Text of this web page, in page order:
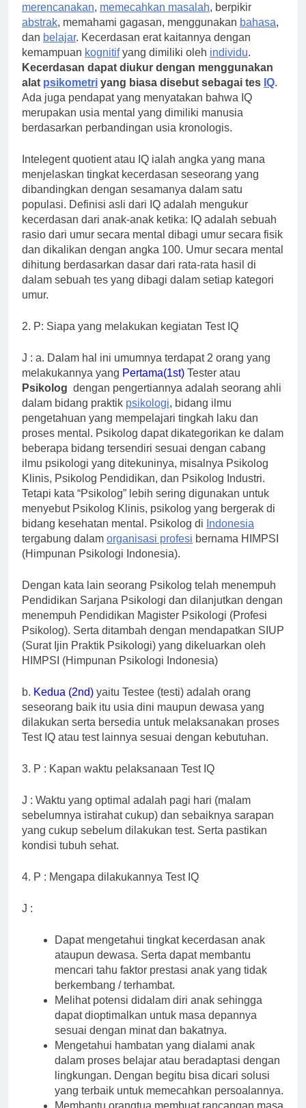
merencanakan, memecahkan masalah, berpikir
abstrak, memahami gagasan, menggunakan bahasa,
dan belajar. Kecerdasan erat kaitannya dengan
kemampuan kognitifyang dimiliki oleh individu.
Kecerdasan dapat diukur dengan menggunakan
alat psikometri yang biasa disebut sebagai tes IQ.
Ada juga pendapat yang menyatakan bahwa IQ
merupakan usia mental yang dimiliki manusia
berdasarkan perbandingan usia kronologis.
Intelegent quotient atau IQ ialah angka yang mana
menjelaskan tingkat kecerdasan seseorang yang
dibandingkan dengan sesamanya dalam satu
populasi. Definisi asli dari IQ adalah mengukur
kecerdasan dari anak-anak ketika: IQ adalah sebuah
rasio dari umur secara mental dibagi umur secara fisik
dan dikalikan dengan angka 100. Umur secara mental
dihitung berdasarkan dasar dari rata-rata hasil di
dalam sebuah tes yang dibagi dalam setiap kategori
umur.
2. P: Siapa yang melakukan kegiatan Test IQ
J : a. Dalam hal ini umumnya terdapat 2 orang yang
melakukannya yang Pertama(1st) Tester atau
Psikolog dengan pengertiannya adalah seorang ahli
dalam bidang praktik psikologi, bidang ilmu
pengetahuan yang mempelajari tingkah laku dan
proses mental. Psikolog dapat dikategorikan ke dalam
beberapa bidang tersendiri sesuai dengan cabang
ilmu psikologi yang ditekuninya, misalnya Psikolog
Klinis, Psikolog Pendidikan, dan Psikolog Industri.
Tetapi kata “Psikolog” lebih sering digunakan untuk
menyebut Psikolog Klinis, psikolog yang bergerak di
bidang kesehatan mental. Psikolog di Indonesia
tergabung dalam organisasi profesi bernama HIMPSI
(Himpunan Psikologi Indonesia).
Dengan kata lain seorang Psikolog telah menempuh
Pendidikan Sarjana Psikologi dan dilanjutkan dengan
menempuh Pendidikan Magister Psikologi (Profesi
Psikolog). Serta ditambah dengan mendapatkan SIUP
(Surat Ijin Praktik Psikologi) yang dikeluarkan oleh
HIMPSI (Himpunan Psikologi Indonesia)
b. Kedua (2nd) yaitu Testee (testi) adalah orang
seseorang baik itu usia dini maupun dewasa yang
dilakukan serta bersedia untuk melaksanakan proses
Test IQ atau test lainnya sesuai dengan kebutuhan.
3. P : Kapan waktu pelaksanaan Test IQ
J : Waktu yang optimal adalah pagi hari (malam
sebelumnya istirahat cukup) dan sebaiknya sarapan
yang cukup sebelum dilakukan test. Serta pastikan
kondisi tubuh sehat.
4. P : Mengapa dilakukannya Test IQ
J :
Dapat mengetahui tingkat kecerdasan anak
ataupun dewasa. Serta dapat membantu
mencari tahu faktor prestasi anak yang tidak
berkembang / terhambat.
Melihat potensi didalam diri anak sehingga
dapat dioptimalkan untuk masa depannya
sesuai dengan minat dan bakatnya.
Mengetahui hambatan yang dialami anak
dalam proses belajar atau beradaptasi dengan
lingkungan. Dengan begitu bisa dicari solusi
yang terbaik untuk memecahkan persoalannya.
Membantu orangtua membuat rancangan masa